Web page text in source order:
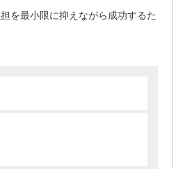
を最小限に抑えながら成功するた